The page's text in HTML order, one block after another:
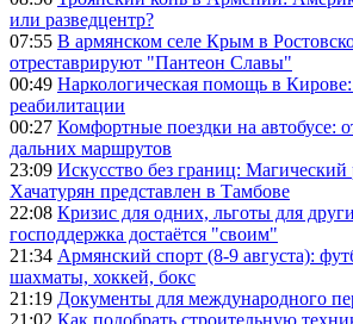
или разведцентр?
07:55 В армянском селе Крым в
отреставрируют "Пантеон Славы"
00:49 Наркологическая помощь в
реабилитации
00:27 Комфортные поездки на автобусе:
дальних маршрутов
23:09 Искусство без границ: Магический
Хачатурян представлен в Тамбове
22:08 Кризис для одних, льготы для
господдержка достаётся "своим"
21:34 Армянский спорт (8-9 августа):
шахматы, хоккей, бокс
21:19 Документы для международного